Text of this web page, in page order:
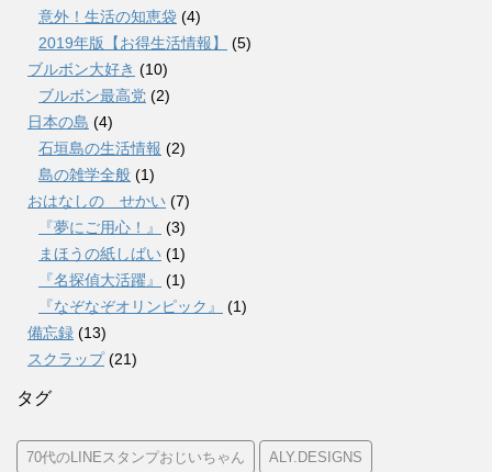
意外！生活の知恵袋 (4)
2019年版【お得生活情報】
(5)
ブルボン大好き (10)
ブルボン最高党 (2)
日本の島 (4)
石垣島の生活情報 (2)
島の雑学全般 (1)
おはなしの せかい (7)
『夢にご用心！』
(3)
まほうの紙しばい (1)
『名探偵大活躍』
(1)
『なぞなぞオリンピック』
(1)
備忘録 (13)
スクラップ(21)
タグ
70代のLINEスタンプおじいちゃん ALY.DESIGNS